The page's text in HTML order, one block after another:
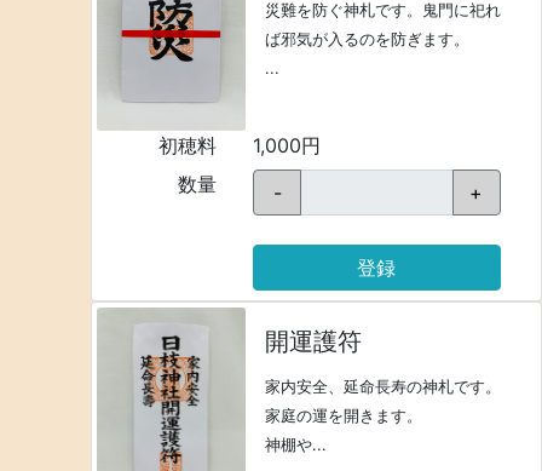
災難を防ぐ神札です。鬼門に祀れ
ば邪気が入るのを防ぎます。
...
初穂料
1,000円
数量
- +
登録
開運護符
家内安全、延命長寿の神札です。
家庭の運を開きます。
神棚や...